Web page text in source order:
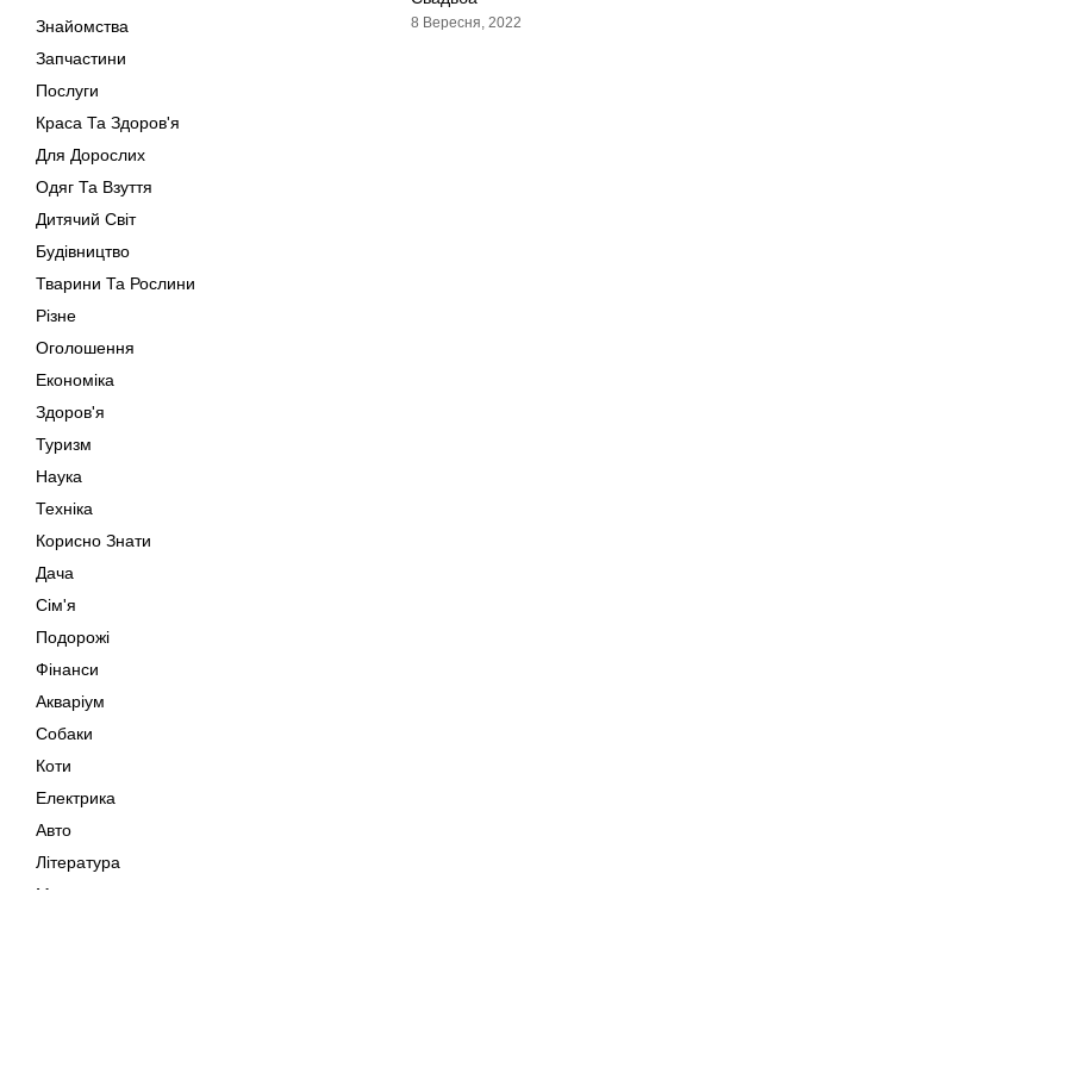
Знайомства
Запчастини
Послуги
Краса Та Здоров'я
Для Дорослих
Одяг Та Взуття
Дитячий Світ
Будівництво
Тварини Та Рослини
Різне
Оголошення
Економіка
Здоров'я
Туризм
Наука
Техніка
Корисно Знати
Дача
Сім'я
Подорожі
Фінанси
Акваріум
Собаки
Коти
Електрика
Авто
Література
Музика
8 Вересня, 2022